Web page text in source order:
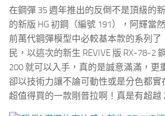
在鋼彈 35 週年推出的反倒不是頂級的新
的新版 HG 初鋼（編號 191），阿輝當
前萬代鋼彈模型中必較基本款的系列
民，以這次的新生 REVIVE 版 RX-78-2
200 就可以入手，真的是誠意滿滿，更
卻以技術力讓不論可動性或是分色都實
超值得買的一款剛普拉啊！真是有超越